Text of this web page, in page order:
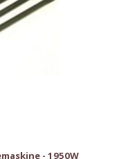
- 1950W